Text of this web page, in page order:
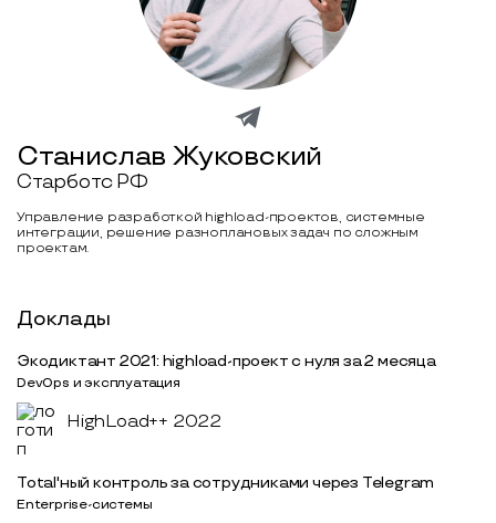
Станислав Жуковский
Старботс РФ
Управление разработкой highload-проектов, системные
интеграции, решение разноплановых задач по сложным
проектам.
Доклады
Экодиктант 2021: highload-проект с нуля за 2 месяца
DevOps и эксплуатация
HighLoad++ 2022
Total'ный контроль за сотрудниками через Telegram
Enterprise-системы